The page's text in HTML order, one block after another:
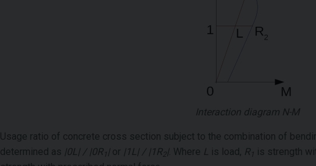
Interaction diagram N-M
Usage ratio of concrete cross section subject to the combination of
determined as |0L| / |0R 1 |or |1L| / |1R2 |. Where L is load, R 1 is strength